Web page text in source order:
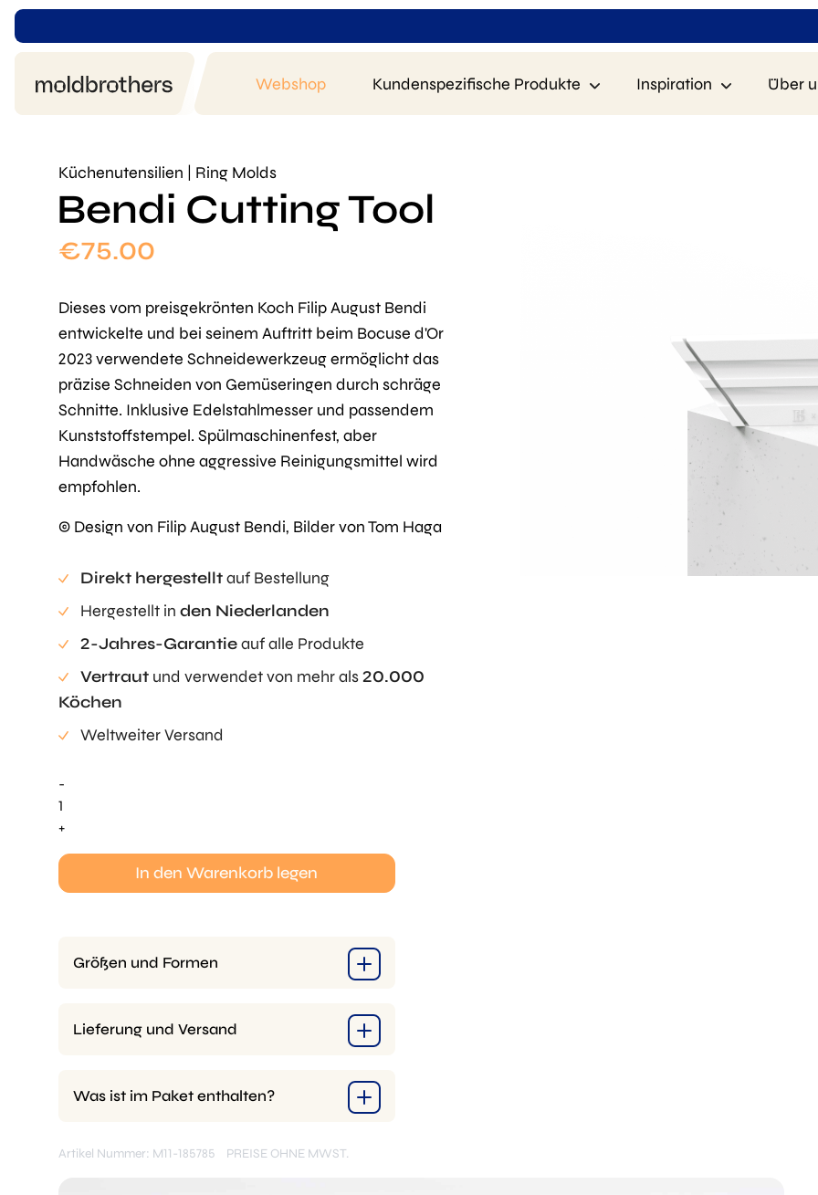
Webshop Kundenspezifische Produkte Inspiration Über
Küchenutensilien | Ring Molds
Bendi Cutting Tool
€75.00
Dieses vom preisgekrönten Koch Filip August Bendi
entwickelte und bei seinem Auftritt beim Bocuse d'Or
2023 verwendete Schneidewerkzeug ermöglicht das
präzise Schneiden von Gemüseringen durch schräge
Schnitte. Inklusive Edelstahlmesser und passendem
Kunststoffstempel. Spülmaschinenfest, aber
Handwäsche ohne aggressive Reinigungsmittel wird
empfohlen.
© Design von Filip August Bendi, Bilder vonTom Haga
Direkt hergestelltauf Bestellung
Hergestellt in den Niederlanden
2-Jahres-Garantieauf alle Produkte
Vertraut und verwendet von mehr als20.000
Köchen
Weltweiter Versand
-
Bendi
Schneidwerkzeug
+
In den Warenkorb legen
Größen und Formen
Lieferung und Versand
Was ist im Paket enthalten?
Artikel Nummer: M11-185785 PREISE OHNE MWST.